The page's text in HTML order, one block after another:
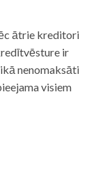
ātrie kreditori
ir
nenomaksāti
visiem